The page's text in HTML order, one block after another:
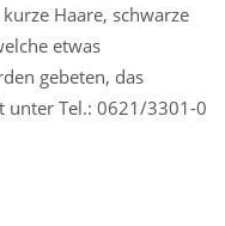
Haare, schwarze
etwas
gebeten, das
unter Tel.: 0621/3301-0